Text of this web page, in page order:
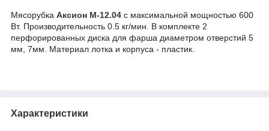
Мясорубка Аксион M-12.04 с максимальной мощностью 600
Вт. Производительность 0.5 кг/мин. В комплекте 2
перфорированных диска для фарша диаметром отверстий 5
мм, 7мм. Материал лотка и корпуса - пластик.
Характеристики